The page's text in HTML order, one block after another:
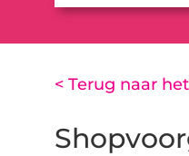
< Terug naar